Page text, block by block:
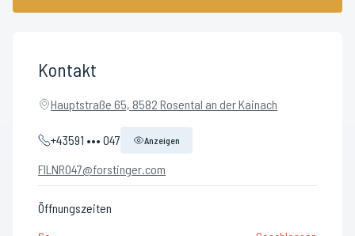
Kontakt
Hauptstraße 65, 8582 Rosental an der Kainach
+43591 ••• 047 Anzeigen
FILNR047@forstinger.com
Öffnungszeiten